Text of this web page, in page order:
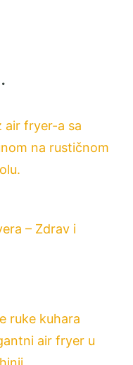
– Zdrav i